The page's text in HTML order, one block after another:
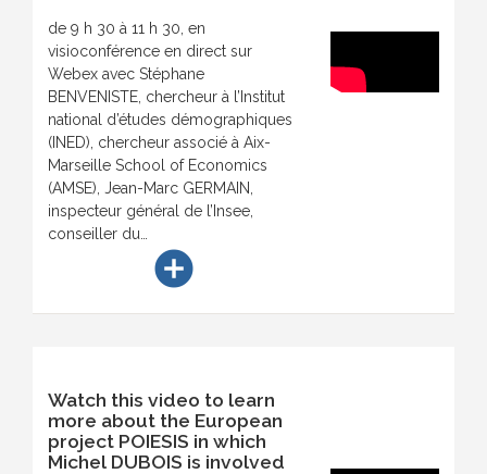
de 9 h 30 à 11 h 30, en
visioconférence en direct sur
Webex avec Stéphane
BENVENISTE, chercheur à l’Institut
national d’études démographiques
(INED), chercheur associé à Aix-
Marseille School of Economics
(AMSE), Jean-Marc GERMAIN,
inspecteur général de l’Insee,
conseiller du…
add_circle
Watch this video to learn
more about the European
project POIESIS in which
Michel DUBOIS is involved